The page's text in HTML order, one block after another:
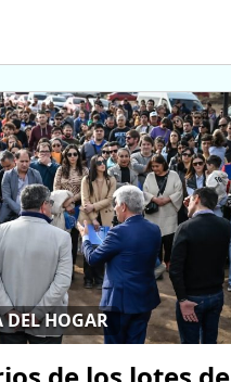
DEL HOGAR